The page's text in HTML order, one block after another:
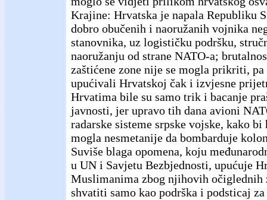
Krajine: Hrvatska je napala Republiku
dobro obučenih i naoružanih vojnika
stanovnika, uz logističku podršku,
naoružanju od strane NATO-a;
zaštićene zone nije se mogla prikriti,
upućivali Hrvatskoj čak i izvjesne
Hrvatima bile su samo trik i bacanje
javnosti, jer upravo tih dana avioni
radarske sisteme srpske vojske, kako bi
mogla nesmetanije da bombarduje
Suviše blaga opomena, koju
u UN i Savjetu Bezbjednosti, upućuje
Muslimanima zbog njihovih očiglednih
shvatiti samo kao podrška i podsticaj